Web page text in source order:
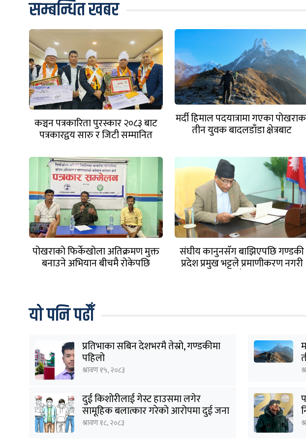
सम्बन्धित खबर
कञ्चन पत्रकारिता पुरस्कार २०८३ बाट
पत्रकारद्वय सारु र जिटी सम्मानित
मर्दी हिमाल पदयात्रामा गएका
तीन युवक बादलडाँडा क्षेत्रबाट
पोखराको फिर्केखोला अतिक्रमण मुक्त
बनाउने अभियान बीचमै रोकेपछि
संघीय कानुनसँग बाझिएपछि गण्डकी
प्रदेश प्रमुख भट्टले प्रमाणीकरण नगरी
फिर्ता गरे गाँजा विधेयक
यो पनि पढौँ
प्रतिभाका सबिन देशभरमै तेस्रो, गण्डकीमा
पहिलो
श्रावण १५, २०८३
दुई किशोरीलाई गेस्ट हाउसमा लगेर
सामूहिक बलात्कार गरेको आरोपमा दुई जना
पक्राउ
श्रावण १८, २०८३